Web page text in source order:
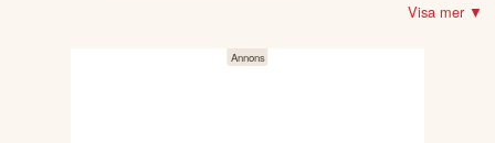
−0,9 MEUR(−0,6)
Visa mer ▼